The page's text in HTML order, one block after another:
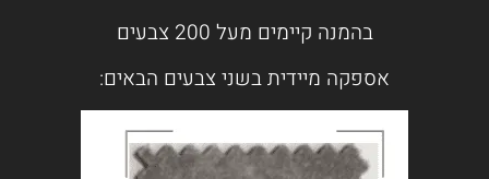
בהמנה קיימים מעל 200 צבעים
אספקה מיידית בשני צבעים הבאים: